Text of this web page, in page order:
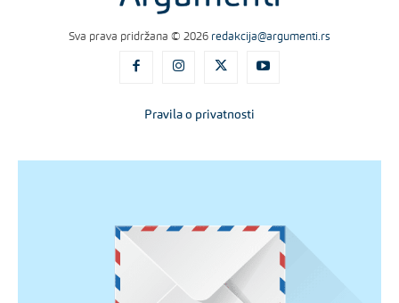
Sva prava pridržana © 2026 redakcija@argumenti.rs
Pravila o privatnosti